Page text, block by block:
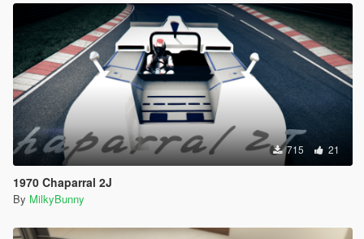
715 21
1970 Chaparral 2J
By MilkyBunny